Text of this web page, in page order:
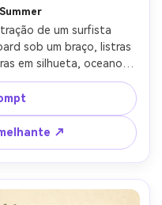
de um surfista
sob um braço, listras
em silhueta, oceano
simplificadas, espaço
ao cromo, paleta de
brilho sutil do
layout do pôster com
blocos de texto do
nostálgica divertida-AR
↗